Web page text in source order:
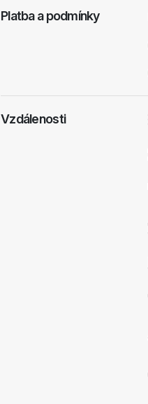
Platba a podmínky
Vzdálenosti